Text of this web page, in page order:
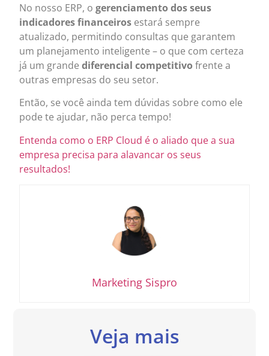
No nosso ERP, o gerenciamento dos seus
indicadores financeiros estará sempre
atualizado, permitindo consultas que garantem
um planejamento inteligente – o que com certeza
já um grande diferencial competitivo frente a
outras empresas do seu setor.
Então, se você ainda tem dúvidas sobre como ele
pode te ajudar, não perca tempo!
Entenda como o ERP Cloud é o aliado que a sua
empresa precisa para alavancar os seus
resultados!
Marketing Sispro
Veja mais